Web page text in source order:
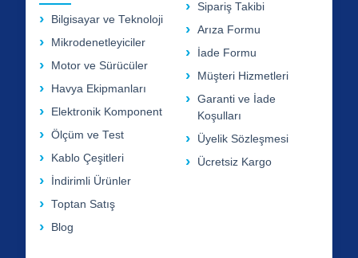
Bilgisayar ve Teknoloji
Mikrodenetleyiciler
Motor ve Sürücüler
Havya Ekipmanları
Elektronik Komponent
Ölçüm ve Test
Kablo Çeşitleri
İndirimli Ürünler
Toptan Satış
Blog
Sipariş Takibi
Arıza Formu
İade Formu
Müşteri Hizmetleri
Garanti ve İade
Koşulları
Üyelik Sözleşmesi
Ücretsiz Kargo